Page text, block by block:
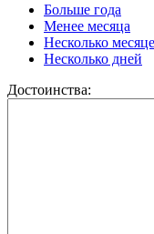
Больше года
Менее месяца
Несколько
Несколько дней
Достоинства: